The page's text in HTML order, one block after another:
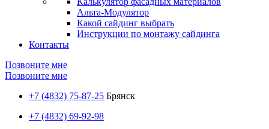
Альта-Модулятор
Какой сайдинг выбрать
Инструкции по монтажу сайдинга
Контакты
Позвоните мне
Позвоните мне
+7 (4832) 75-87-25 Брянск
+7 (4832) 69-92-98